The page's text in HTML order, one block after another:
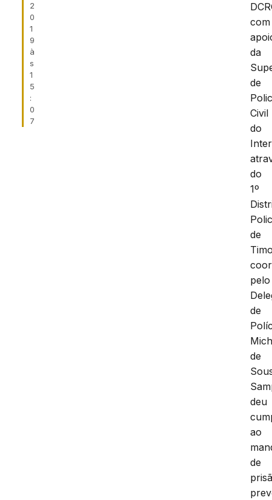
2
0
1
9
à
s
1
5
:
0
7
com
da
de
Civil
do
do
1º
de
pelo
de
de
deu
ao
de